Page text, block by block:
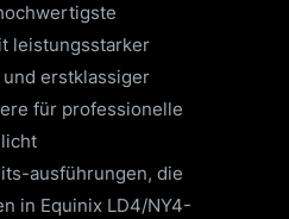
leistungsstarker
erstklassiger
für professionelle
ausführungen, die
in Equinix LD4/NY4-